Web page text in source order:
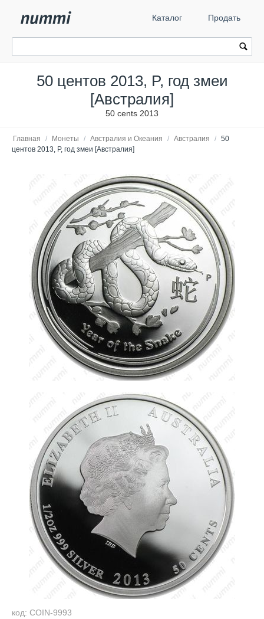
Каталог Продать
50 центов 2013, P, год змеи
[Австралия]
50 cents 2013
Главная / Монеты / Австралия и Океания / Австралия / 50
центов 2013, P, год змеи [Австралия]
код: COIN-9993